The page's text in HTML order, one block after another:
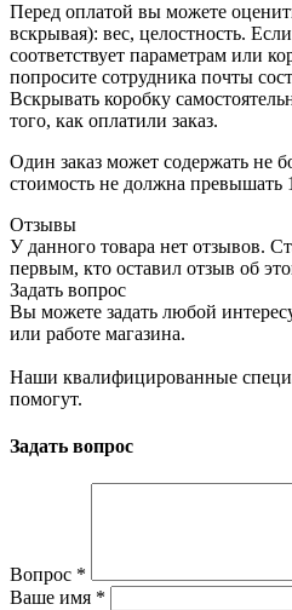
Перед оплатой вы можете
вскрывая): вес, целостность.
соответствует параметрам или
попросите сотрудника почты
Вскрывать коробку
того, как оплатили заказ.
Один заказ может содержать не
стоимость не должна превышать
Отзывы
У данного товара нет отзывов.
первым, кто оставил отзыв об
Задать вопрос
Вы можете задать любой
или работе магазина.
Наши квалифицированные
помогут.
Задать вопрос
Вопрос *
Ваше имя *